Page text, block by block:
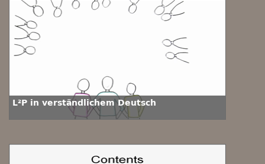
L²P in verständlichem Deutsch